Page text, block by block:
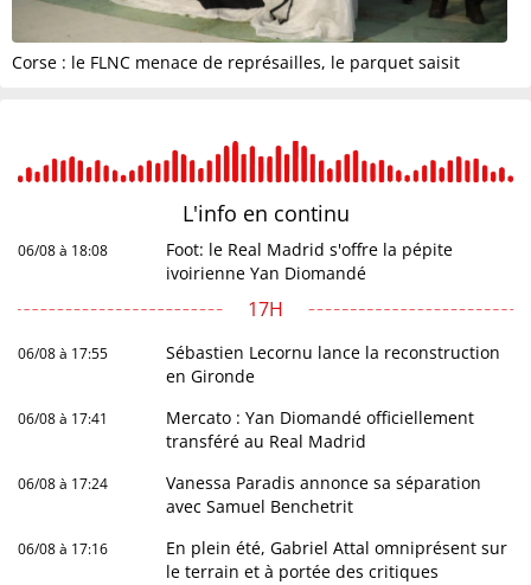
Corse : le FLNC menace de représailles, le parquet saisit
L'info en continu
06/08 à 18:08
Foot: le Real Madrid s'offre la pépite
ivoirienne Yan Diomandé
17H
06/08 à 17:55
Sébastien Lecornu lance la reconstruction
en Gironde
06/08 à 17:41
Mercato : Yan Diomandé officiellement
transféré au Real Madrid
06/08 à 17:24
Vanessa Paradis annonce sa séparation
avec Samuel Benchetrit
06/08 à 17:16
En plein été, Gabriel Attal omniprésent sur
le terrain et à portée des critiques